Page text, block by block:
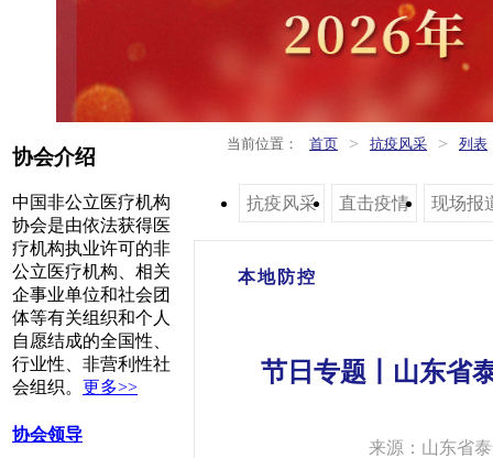
协会介绍
中国非公立医疗机构
协会是由依法获得医
疗机构执业许可的非
公立医疗机构、相关
企事业单位和社会团
体等有关组织和个人
自愿结成的全国性、
行业性、非营利性社
会组织。 更多>>
协会领导
当前位置： 首页 > 抗疫风采 > 列表
抗疫风采 直击疫情 现场报
本地防控
节日专题丨山东省
来源：山东省